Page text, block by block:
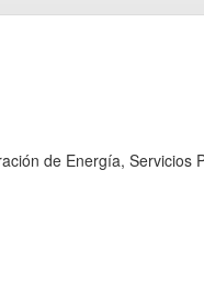
de Energía, Servicios